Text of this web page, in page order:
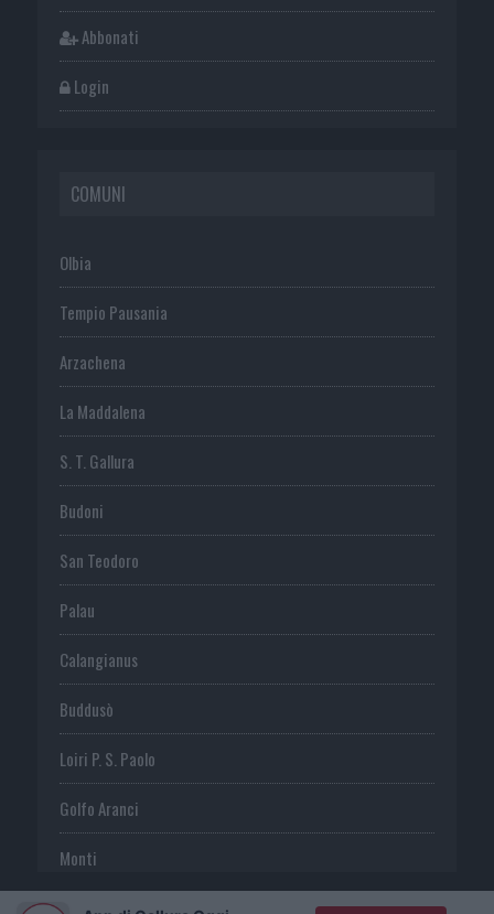
Abbonati
Login
COMUNI
Olbia
Tempio Pausania
Arzachena
La Maddalena
S. T. Gallura
Budoni
San Teodoro
Palau
Calangianus
Buddusò
Loiri P. S. Paolo
Golfo Aranci
Monti
Telti